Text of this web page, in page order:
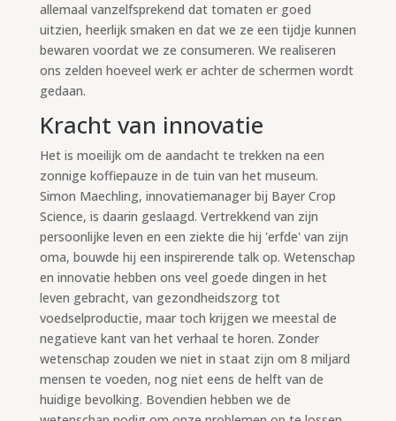
allemaal vanzelfsprekend dat tomaten er goed
uitzien, heerlijk smaken en dat we ze een tijdje kunnen
bewaren voordat we ze consumeren. We realiseren
ons zelden hoeveel werk er achter de schermen wordt
gedaan.
Kracht van innovatie
Het is moeilijk om de aandacht te trekken na een
zonnige koffiepauze in de tuin van het museum.
Simon Maechling, innovatiemanager bij Bayer Crop
Science, is daarin geslaagd. Vertrekkend van zijn
persoonlijke leven en een ziekte die hij 'erfde' van zijn
oma, bouwde hij een inspirerende talk op. Wetenschap
en innovatie hebben ons veel goede dingen in het
leven gebracht, van gezondheidszorg tot
voedselproductie, maar toch krijgen we meestal de
negatieve kant van het verhaal te horen. Zonder
wetenschap zouden we niet in staat zijn om 8 miljard
mensen te voeden, nog niet eens de helft van de
huidige bevolking. Bovendien hebben we de